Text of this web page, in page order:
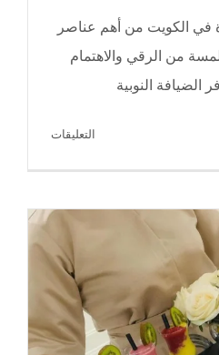
في الكويت من أهم عناصر
من الرقي والاهتمام
الضيافة النوبية
التعليقات
بالكويت
النوبية
–
65080771